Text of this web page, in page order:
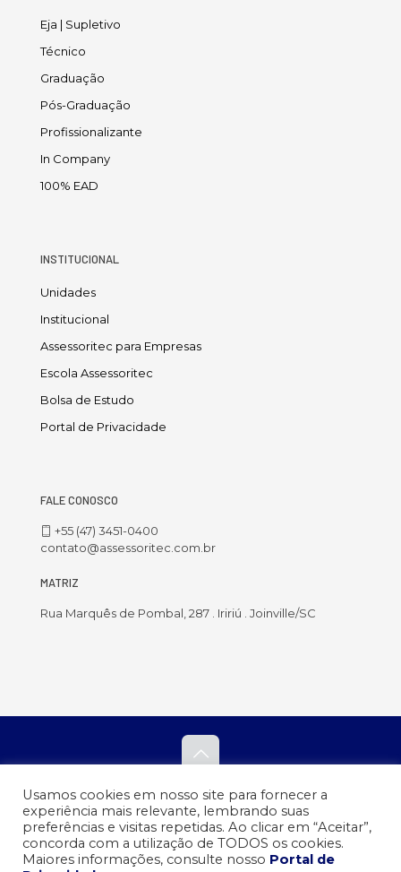
Eja | Supletivo
Técnico
Graduação
Pós-Graduação
Profissionalizante
In Company
100% EAD
INSTITUCIONAL
Unidades
Institucional
Assessoritec para Empresas
Escola Assessoritec
Bolsa de Estudo
Portal de Privacidade
FALE CONOSCO
+55 (47) 3451-0400
contato@assessoritec.com.br
MATRIZ
Rua Marquês de Pombal, 287 . Iririú . Joinville/SC
A Assessoritec - Associação Educacional e Tecnológica de Santa
Catarina e está inscrita no CNPJ sob o nº 07.196.820/0001-40.
Verificada por
Usamos cookies em nosso site para fornecer a
experiência mais relevante, lembrando suas
preferências e visitas repetidas. Ao clicar em “Aceitar”,
concorda com a utilização de TODOS os cookies.
Maiores informações, consulte nosso Portal de